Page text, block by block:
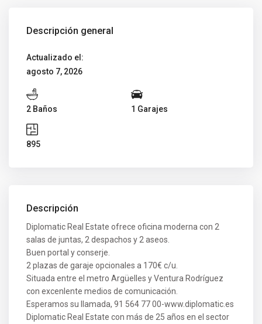
Descripción general
Actualizado el:
agosto 7, 2026
2 Baños 1 Garajes
895
Descripción
Diplomatic Real Estate ofrece oficina moderna con 2
salas de juntas, 2 despachos y 2 aseos.
Buen portal y conserje.
2 plazas de garaje opcionales a 170€ c/u.
Situada entre el metro Argüelles y Ventura Rodríguez
con excenlente medios de comunicación.
Esperamos su llamada, 91 564 77 00-www.diplomatic.es
Diplomatic Real Estate con más de 25 años en el sector